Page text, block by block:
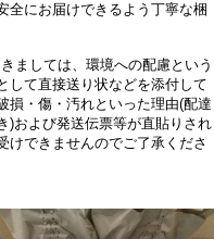
全にお届けできるよう丁寧な梱
ましては、環境への配慮という
して直接送り状などを添付して
損・傷・汚れといった理由(配達
)および発送伝票等が直貼りされ
けできませんのでご了承くださ